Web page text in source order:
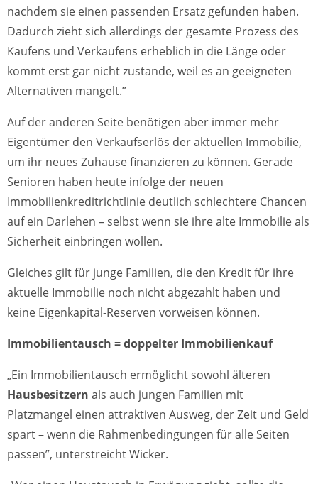
nachdem sie einen passenden Ersatz gefunden haben.
Dadurch zieht sich allerdings der gesamte Prozess des
Kaufens und Verkaufens erheblich in die Länge oder
kommt erst gar nicht zustande, weil es an geeigneten
Alternativen mangelt.”
Auf der anderen Seite benötigen aber immer mehr
Eigentümer den Verkaufserlös der aktuellen Immobilie,
um ihr neues Zuhause finanzieren zu können. Gerade
Senioren haben heute infolge der neuen
Immobilienkreditrichtlinie deutlich schlechtere Chancen
auf ein Darlehen – selbst wenn sie ihre alte Immobilie als
Sicherheit einbringen wollen.
Gleiches gilt für junge Familien, die den Kredit für ihre
aktuelle Immobilie noch nicht abgezahlt haben und
keine Eigenkapital-Reserven vorweisen können.
Immobilientausch = doppelter Immobilienkauf
„Ein Immobilientausch ermöglicht sowohl älteren
Hausbesitzern als auch jungen Familien mit
Platzmangel einen attraktiven Ausweg, der Zeit und Geld
spart – wenn die Rahmenbedingungen für alle Seiten
passen”, unterstreicht Wicker.